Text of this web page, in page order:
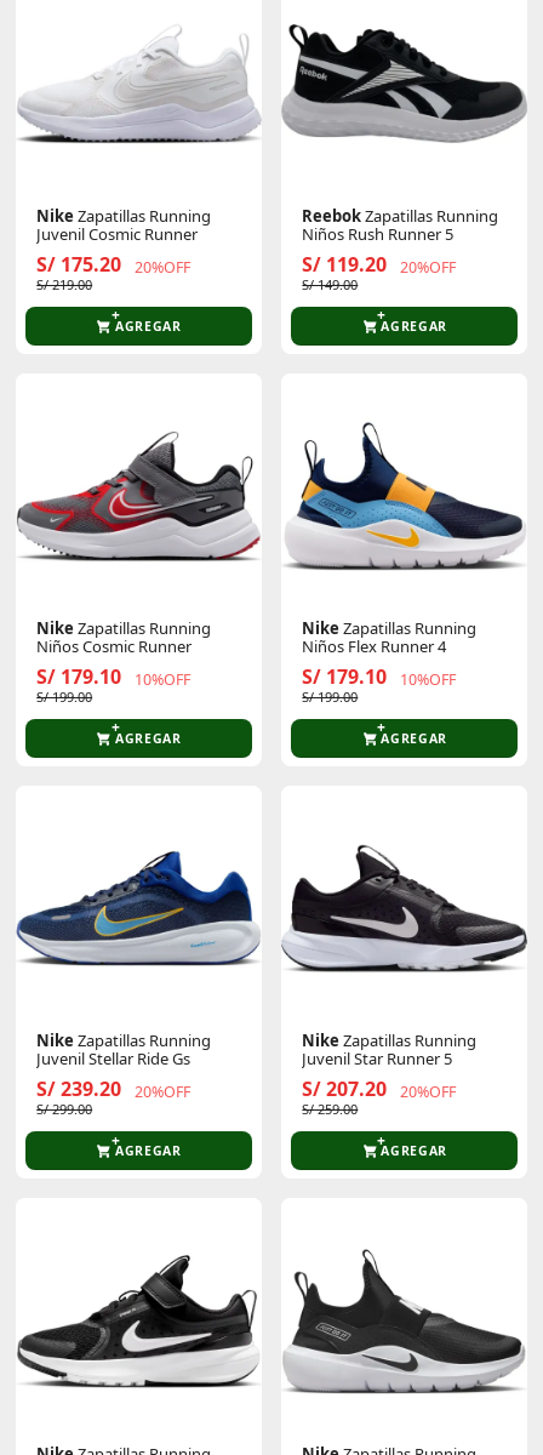
Nike Zapatillas Running
Juvenil Cosmic Runner
S/ 175.20 20%OFF
S/ 219.00
AGREGAR
ReebokZapatillas Running
Niños Rush Runner 5
S/ 119.20 20%OFF
S/ 149.00
AGREGAR
Nike Zapatillas Running
Niños Cosmic Runner
S/ 179.10 10%OFF
S/ 199.00
AGREGAR
Nike Zapatillas Running
Niños Flex Runner 4
S/ 179.10 10%OFF
S/ 199.00
AGREGAR
Nike Zapatillas Running
Juvenil Stellar Ride Gs
S/ 239.20 20%OFF
S/ 299.00
AGREGAR
Nike Zapatillas Running
Juvenil Star Runner 5
S/ 207.20 20%OFF
S/ 259.00
AGREGAR